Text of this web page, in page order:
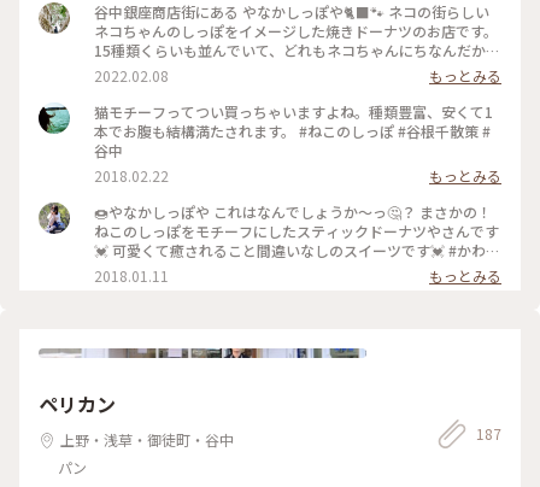
した。なお、昭和53年10月に文化財保護法により国の名勝及
び史跡の指定を受けました。 〜〜〜〜〜〜
谷中銀座商店街にある やなかしっぽや🐈‍⬛🐾 ネコの街らしい
ネコちゃんのしっぽをイメージした焼きドーナツのお店です。
15種類くらいも並んでいて、どれもネコちゃんにちなんだかわ
いらしいネーミング。定番のものだけでなく季節限定のものも
あって選ぶのも楽しいひとときです。 素材にもこだわってい
て、やさしい味のドーナツは谷中さんぽのおみやげにぴったり
だと思います。 ・ 以前にも訪れたことがありましたが、こち
らも変わらずの美味しさでした。どこか懐かしさを感じるよう
なほっとする味、幅広い世代に好まれる味だと思います。 #や
なかしっぽや #谷中銀座商店街 #谷中銀座 #谷中 #日暮里 #東京
#商店街 #ねこさんぽ #手みやげ #おやつ
2022.02.08
もっとみる
猫モチーフってつい買っちゃいますよね。種類豊富、安くて1
本でお腹も結構満たされます。 #ねこのしっぽ #谷根千散策 #
谷中
2018.02.22
もっとみる
🍩やなかしっぽや これはなんでしょうか〜っ🤔？ まさかの！
ねこのしっぽをモチーフにしたスティックドーナツやさんです
💓 可愛くて癒されること間違いなしのスイーツです💓 #かわい
い #ことりっぷ東京 #スイーツ
2018.01.11 もっとみる
ペリカン
上野・浅草・御徒町・谷中
パン
187